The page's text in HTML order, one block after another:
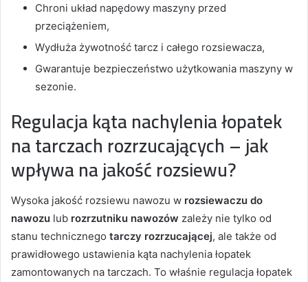
Chroni układ napędowy maszyny przed
przeciążeniem,
Wydłuża żywotność tarcz i całego rozsiewacza,
Gwarantuje bezpieczeństwo użytkowania maszyny w
sezonie.
Regulacja kąta nachylenia łopatek
na tarczach rozrzucających – jak
wpływa na jakość rozsiewu?
Wysoka jakość rozsiewu nawozu w rozsiewaczu do
nawozu lub rozrzutniku nawozów zależy nie tylko od
stanu technicznego tarczy rozrzucającej, ale także od
prawidłowego ustawienia kąta nachylenia łopatek
zamontowanych na tarczach. To właśnie regulacja łopatek